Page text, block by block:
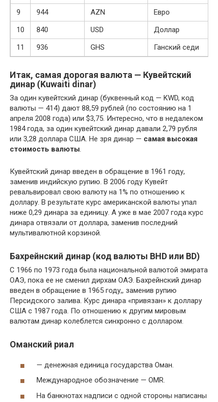
9
944 AZN
Евро
10
840 USD
Доллар
11
936 GHS Ганский седи
Итак, самая дорогая валюта — Кувейтский
динар (Kuwaiti dinar)
За один кувейтский динар (буквенный код — KWD, код
валюты — 414) дают 88,59 рублей (по состоянию на 1
апреля 2008 года) или $3,75. Интересно, что в недалеком
1984 года, за один кувейтский динар давали 2,79 рубля
или 3,28 доллара США. Не зря динар — самая высокая
стоимость валюты.
Кувейтский динар введен в обращение в 1961 году,
заменив индийскую рупию. В 2006 году Кувейт
ревальвировал свою валюту на 1% по отношению к
доллару. В результате курс американской валюты упал
ниже 0,29 динара за единицу. А уже в мае 2007 года курс
динара отвязали от доллара, заменив последний
мультивалютной корзиной.
Бахрейнский динар (код валюты BHD или BD)
С 1966 по 1973 года была национальной валютой эмирата
ОАЭ, пока ее не сменил дирхам ОАЭ. Бахрейнский динар
введен в обращение в 1965 году,, заменив рупию
Персидского залива. Курс динара «привязан» к доллару
США с 1987 года. По отношению к другим мировым
валютам динар колеблется синхронно с долларом.
Оманский риал
— денежная единица государства Оман.
Международное обозначение — OMR.
На банкнотах надписи с одной стороны написаны